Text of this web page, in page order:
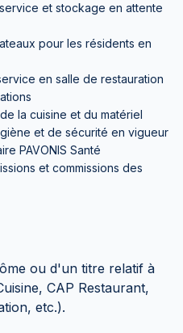
et stockage en attente
pour les résidents en
en salle de restauration
la cuisine et du matériel
et de sécurité en vigueur
PAVONIS Santé
et commissions des
ou d'un titre relatif à
CAP Restaurant,
etc.).